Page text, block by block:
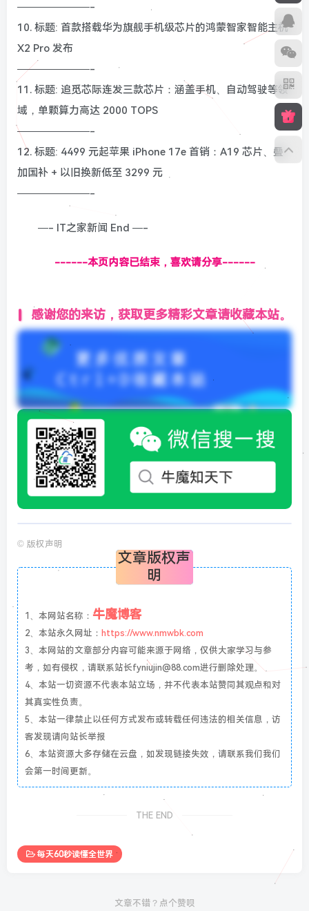
———————-
10. 标题: 首款搭载华为旗舰手机级芯片的鸿蒙智家智能主机
X2 Pro 发布
———————-
11. 标题: 追觅芯际连发三款芯片：涵盖手机、自动驾驶等领
域，单颗算力高达 2000 TOPS
———————-
12. 标题: 4499 元起苹果 iPhone 17e 首销：A19 芯片、叠
加国补 + 以旧换新低至 3299 元
———————-
—- IT之家新闻 End —-
------本页内容已结束，喜欢请分享------
感谢您的来访，获取更多精彩文章请收藏本站。
© 版权声明
文章版权声
明
1、本网站名称： 牛魔博客
2、本站永久网址： https://www.nmwbk.com
3、本网站的文章部分内容可能来源于网络，仅供大家学习与参
考，如有侵权，请联系站长fyniujin@88.com进行删除处理。
4、本站一切资源不代表本站立场，并不代表本站赞同其观点和对
其真实性负责。
5、本站一律禁止以任何方式发布或转载任何违法的相关信息，访
客发现请向站长举报
6、本站资源大多存储在云盘，如发现链接失效，请联系我们我们
会第一时间更新。
THE END
每天60秒读懂全世界
文章不错？点个赞呗